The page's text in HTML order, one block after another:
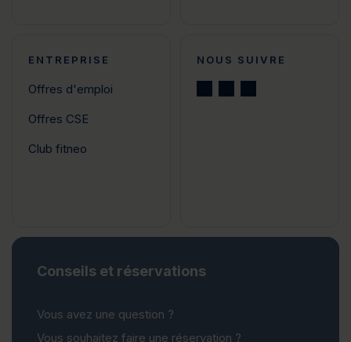
ENTREPRISE
Offres d'emploi
Offres CSE
Club fitneo
NOUS SUIVRE
Conseils et réservations
Vous avez une question ?
Vous souhaitez faire une réservation ?